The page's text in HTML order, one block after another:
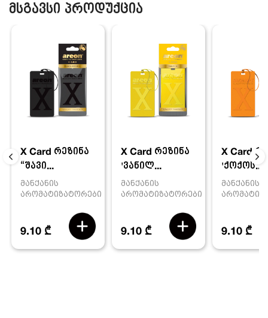
მსგავსი პროდუქცია
X Card რეზინა
“შავი...
მანქანის
არომატიზატორები
9.10 ₾
X Card რეზინა
'ვანილ...
მანქანის
არომატიზატორები
9.10 ₾
X Card
'ქოქოს...
მანქანის
9.10 ₾